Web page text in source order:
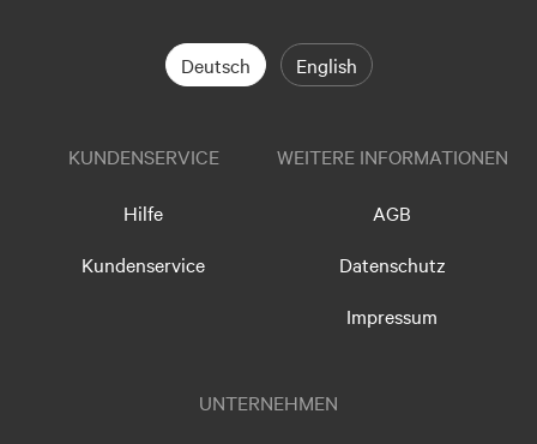
Deutsch English
KUNDENSERVICE
Hilfe
Kundenservice
WEITERE INFORMATIONEN
AGB
Datenschutz
Impressum
UNTERNEHMEN